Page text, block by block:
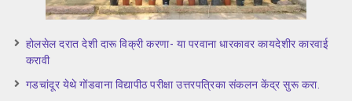
होलसेल दरात देशी दारू विक्री करणा- या परवाना धारकावर कायदेशीर कारवाई
करावी
गडचांदूर येथे गोंडवाना विद्यापीठ परीक्षा उत्तरपत्रिका संकलन केंद्र सुरू करा.